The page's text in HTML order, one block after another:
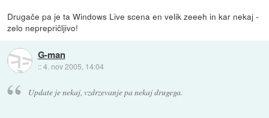
Drugače pa je ta Windows Live scena en velik zeeeh in kar nekaj -
zelo neprepričljivo!
G-man
::4. nov 2005, 14:04
Update je nekaj, vzdrzevanje pa nekaj drugega.